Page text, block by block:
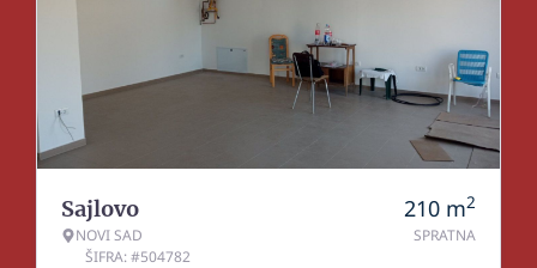
Sajlovo
NOVI SAD
ŠIFRA: #504782
210 m2
SPRATNA